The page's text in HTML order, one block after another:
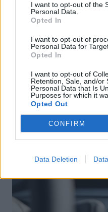
I want to opt-out of the
Personal Data.
Opted In
I want to opt-out of
Personal Data for
Opted In
I want to opt-out of
Retention, Sale, and/or
Personal Data that Is
Purposes for which it
Opted Out
CONFIRM
Data Deletion
Actus Info
Elon Musk nuirait
selon une étude
Auto Pour Vous 5